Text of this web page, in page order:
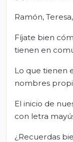
Ramón,
Fíjate bien
tienen en
Lo que tienen
nombres
El inicio de
con letra
¿Recuerdas